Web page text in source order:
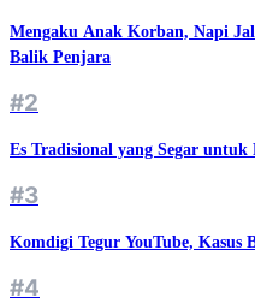
Mengaku Anak Korban, Napi
Balik Penjara
#2
Es Tradisional yang Segar untuk
#3
Komdigi Tegur YouTube, Kasus
#4